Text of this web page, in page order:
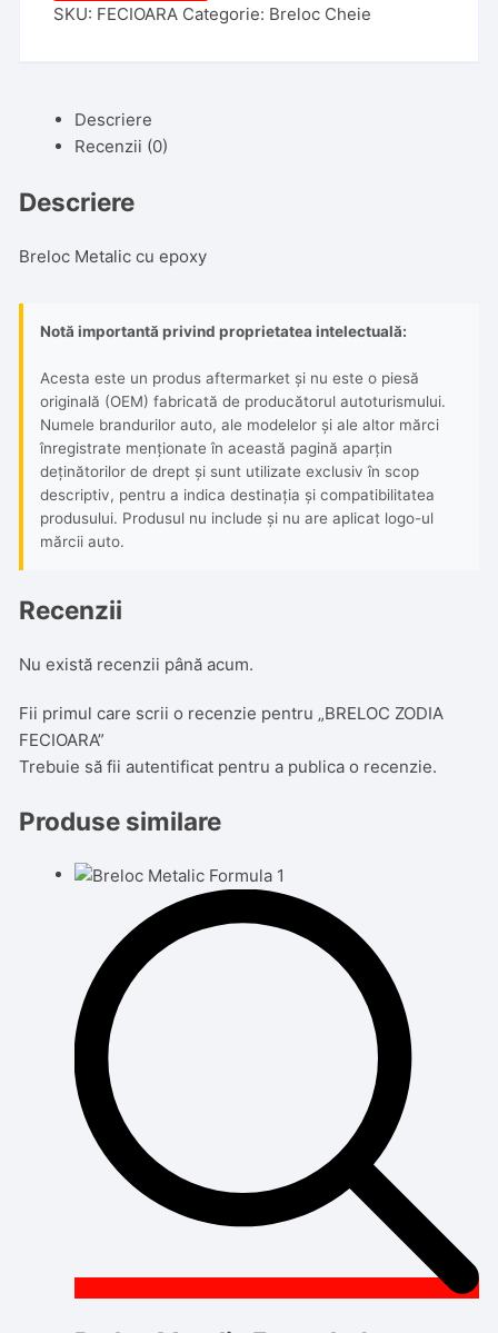
SKU: FECIOARA Categorie: Breloc Cheie
Descriere
Recenzii (0)
Descriere
Breloc Metalic cu epoxy
Notă importantă privind proprietatea intelectuală:
Acesta este un produs aftermarket și nu este o piesă
originală (OEM) fabricată de producătorul autoturismului.
Numele brandurilor auto, ale modelelor și ale altor mărci
înregistrate menționate în această pagină aparțin
deținătorilor de drept și sunt utilizate exclusiv în scop
descriptiv, pentru a indica destinația și compatibilitatea
produsului. Produsul nu include și nu are aplicat logo-ul
mărcii auto.
Recenzii
Nu există recenzii până acum.
Fii primul care scrii o recenzie pentru „BRELOC ZODIA
FECIOARA”
Trebuie să fiiautentificat pentru a publica o recenzie.
Produse similare